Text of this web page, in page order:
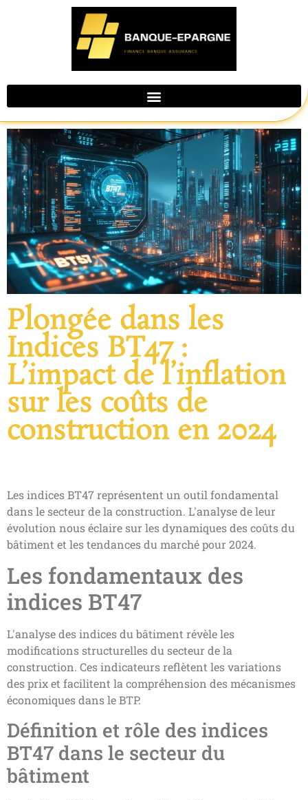
Plongée dans les
Indices BT47 :
L’impact de l’inflation
sur les coûts de
construction en 2024
Les indices BT47 représentent un outil fondamental
dans le secteur de la construction. L'analyse de leur
évolution nous éclaire sur les dynamiques des coûts du
bâtiment et les tendances du marché pour 2024.
Les fondamentaux des
indices BT47
L'analyse des indices du bâtiment révèle les
modifications structurelles du secteur de la
construction. Ces indicateurs reflètent les variations
des prix et facilitent la compréhension des mécanismes
économiques dans le BTP.
Définition et rôle des indices
BT47 dans le secteur du
bâtiment